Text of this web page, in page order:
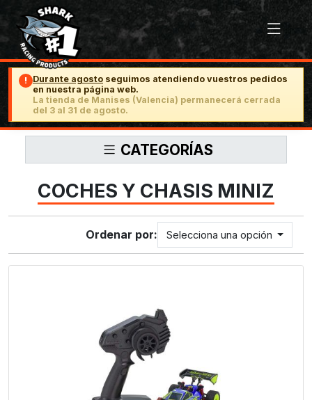
! Durante agosto seguimos atendiendo vuestros pedidos
en nuestra página web.
La tienda de Manises (Valencia) permanecerá cerrada
del 3 al 31 de agosto.
CATEGORÍAS
COCHES Y CHASIS MINIZ
Ordenar por: Selecciona una opción